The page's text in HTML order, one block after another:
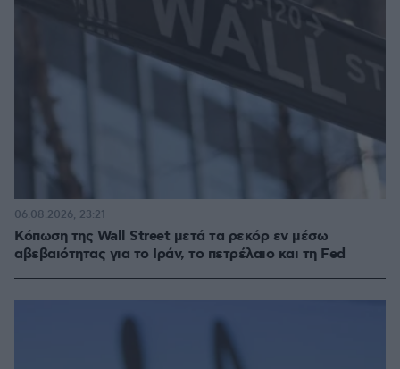
Κόπωση της Wall Street μετά τα ρεκόρ εν μέσω
αβεβαιότητας για το Ιράν, το πετρέλαιο και τη Fed
06.08.2026, 23:21